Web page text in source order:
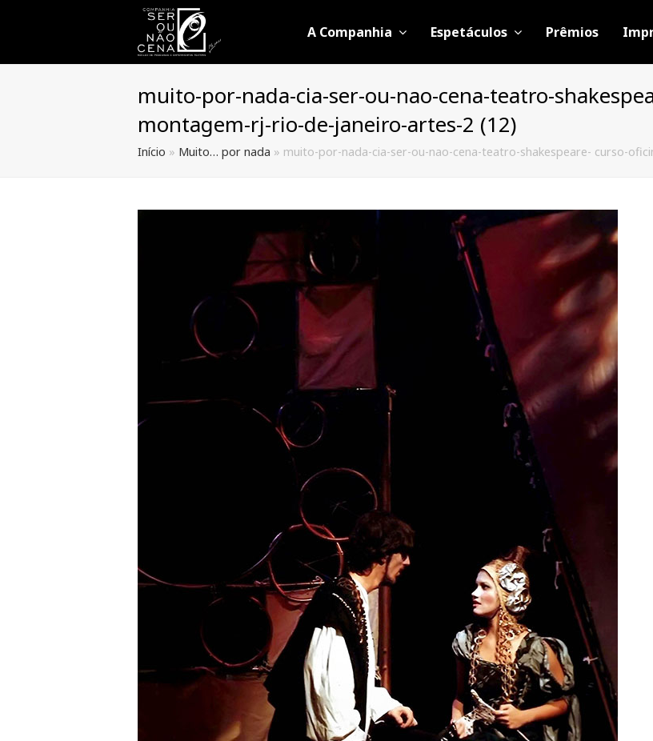
A Companhia Espetáculos Prêmios
muito-por-nada-cia-ser-ou-nao-cena-teatro-
montagem-rj-rio-de-janeiro-artes-2 (12)
Início » Muito… por nada » muito-por-nada-cia-ser-ou-nao-cena-teatro-shakespeare- curso-